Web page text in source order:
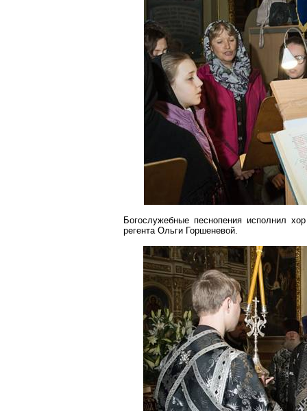
Богослужебные песнопения исполнил
регента Ольги Горшеневой.